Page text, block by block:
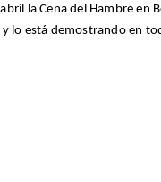
la Cena del Hambre
lo está demostrando en